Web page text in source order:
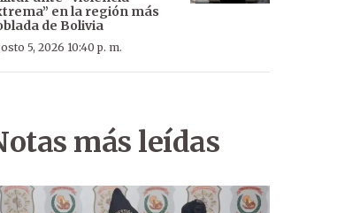
en la región más
de Bolivia
5, 2026 10:40 p. m.
más leídas